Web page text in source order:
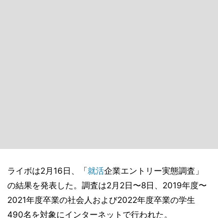
ライボは2⽉16⽇、「 就活企業エントリー実態調査」
の結果を発表した。調査は2⽉2⽇〜8⽇、2019年度〜
2021年度卒業の社会⼈および2022年度卒業の学⽣
490名を対象にインターネットで行われた。